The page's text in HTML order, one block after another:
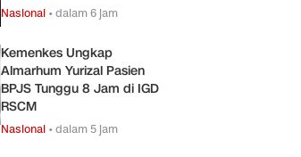
Nasional •dalam 6 jam
Kemenkes Ungkap
Almarhum Yurizal Pasien
BPJS Tunggu 8 Jam di IGD
RSCM
Nasional •dalam 5 jam